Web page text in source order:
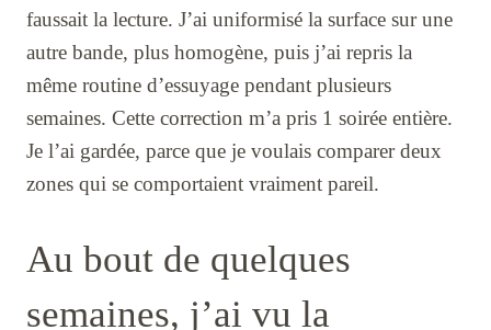
faussait la lecture. J’ai uniformisé la surface sur une
autre bande, plus homogène, puis j’ai repris la
même routine d’essuyage pendant plusieurs
semaines. Cette correction m’a pris 1 soirée entière.
Je l’ai gardée, parce que je voulais comparer deux
zones qui se comportaient vraiment pareil.
Au bout de quelques
semaines, j’ai vu la